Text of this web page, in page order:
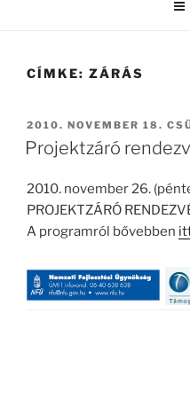
CÍMKE: ZÁRÁS
BEKÜLDVE:
2010. NOVEMBER 18.
Projektzáró
2010. november 26.
PROJEKTZÁRÓ
A programról bővebben